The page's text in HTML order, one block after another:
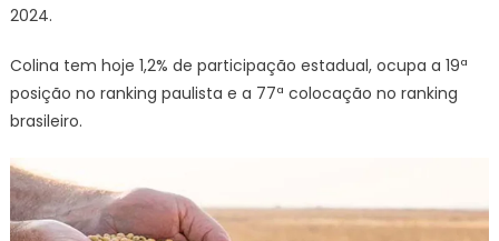
2024.
Colina tem hoje 1,2% de participação estadual, ocupa a 19ª
posição no ranking paulista e a 77ª colocação no ranking
brasileiro.